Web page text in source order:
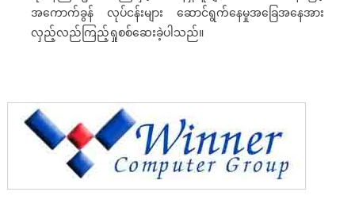
အကောက်ခွန် လုပ်ငန်းများ ဆောင်ရွက်နေမှုအခြေအနေအား
လှည့်လည်ကြည့်ရှုစစ်ဆေးခဲ့ပါသည်။